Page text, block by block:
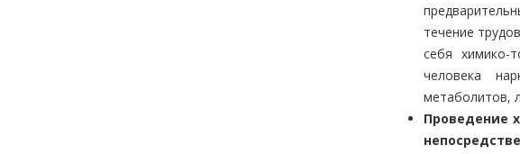
течение
себя химико-
человека
метаболитов,
Проведение